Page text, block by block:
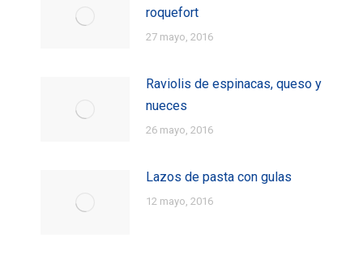
roquefort
27 mayo, 2016
Raviolis de espinacas, queso y
nueces
26 mayo, 2016
Lazos de pasta con gulas
12 mayo, 2016